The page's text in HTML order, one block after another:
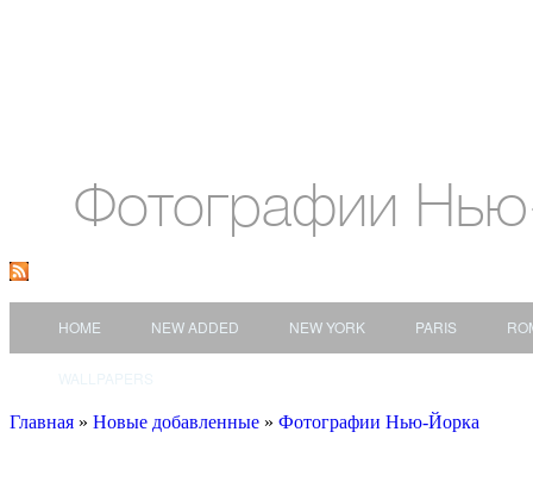
Фотографии
HOME NEW ADDED NEW YORK PARIS
Главная » Новые добавленные » Фотографии Нью-Йорка